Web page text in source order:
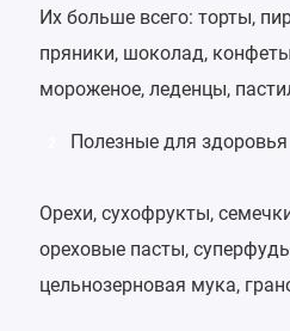
Их больше всего: торты,
пряники, шоколад, конфеты
мороженое, леденцы,
Полезные для здоровья
Орехи, сухофрукты,
ореховые пасты,
цельнозерновая мука,